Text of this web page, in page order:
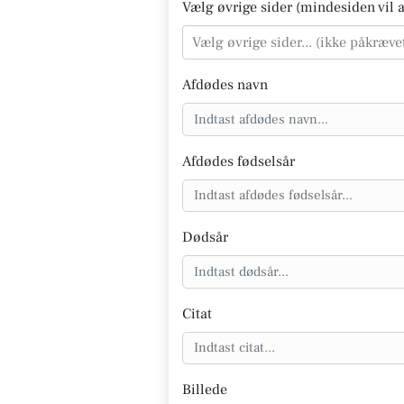
Vælg øvrige sider (mindesiden vil
Vælg øvrige sider... (ikke
Afdødes navn
Afdødes fødselsår
Dødsår
Citat
Billede